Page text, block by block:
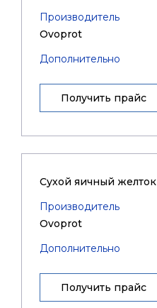
Производитель
Ovoprot
Дополнительно
Получить прайс
Сухой яичный желток
Производитель
Ovoprot
Дополнительно
Получить прайс